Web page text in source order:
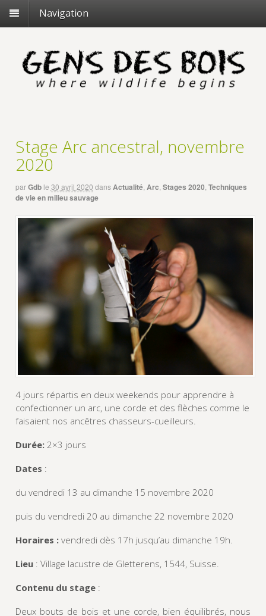
Navigation
Stage Arc ancestral, novembre
2020
parGdb le 30 avril 2020 dans Actualité, Arc Stages 2020 Techniques
de vie en milieu sauvage
4 jours répartis en deux weekends pour apprendre à
confectionner un arc, une corde et des flèches comme le
faisaient nos ancêtres chasseurs-cueilleurs.
Durée: 2×3 jours
Dates :
du vendredi 13 au dimanche 15 novembre 2020
puis du vendredi 20 au dimanche 22 novembre 2020
Horaires :vendredi dès 17h jusqu’au dimanche 19h.
Lieu: Village lacustre de Gletterens, 1544, Suisse.
Contenu du stage:
Deux bouts de bois et une corde, bien équilibrés, nous